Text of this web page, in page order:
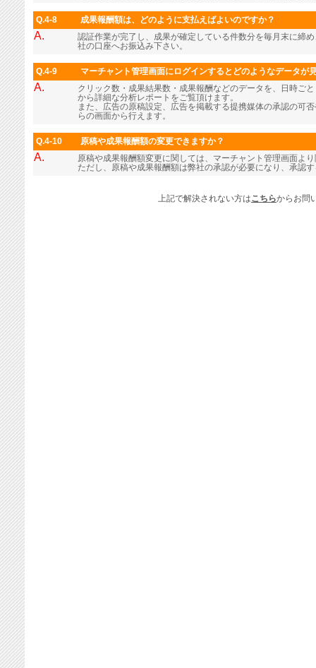
Q.4-8 成果報酬額は、どのように支払えばよいのですか？
A.
認証作業が完了し、成果が確定している件数分を毎月末に締
社の口座へお振込み下さい。
Q.4-9 マーチャント管理画面にログインするとどのようなデータが
A.
クリック数・成果結果数・成果報酬などのデータを、日時ご
から詳細な分析レポートをご覧頂けます。
また、広告の原稿設定、広告を掲載する提携媒体の承認の可
らの画面から行えます。
Q.4-10 原稿や成果報酬額の変更できますか？
A.
原稿や成果報酬額変更に関しては、マーチャント管理画面よ
ただし、原稿や成果報酬額は弊社の承認が必要になり、承認
上記で解決されない方はこちらからお問